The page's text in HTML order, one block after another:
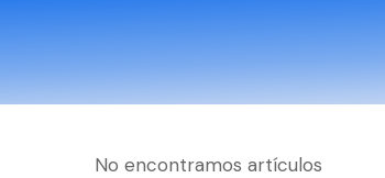
No encontramos artículos